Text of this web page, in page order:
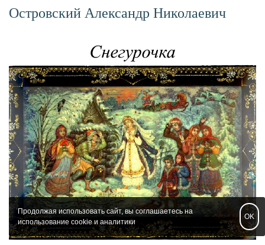
Островский Александр Николаевич
Продолжая использовать сайт, вы соглашаетесь на
использование cookie и аналитики
OK